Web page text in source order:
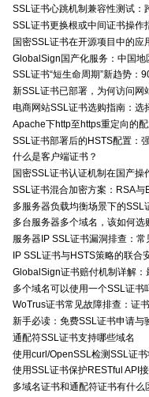
SSL证书心跳机制兼容性测试：
SSL证书更换根或中间证书操作
国密SSL证书在开源项目中的应
GlobalSign国产化服务：中国地
SSL证书“短生命周期”新趋势：
新SSL证书已部署，为何访问网
电商网站SSL证书选购指南：选
Apache下http至https重定向的
SSL证书部署后的HSTS配置：
什么是客户端证书？
国密SSL证书认证机制在国产操
SSL证书混合加密方案：RSA
多服务器负载均衡场景下的SSL
多台服务器多个域名，该如何选
服务器IP SSL证书漏洞排查：
IP SSL证书与HSTS策略的联合
GlobalSign证书赔付机制详解：
多个域名可以使用一个SSL证书
WoTrus证书常见故障排查：证
新手必读：免费SSL证书申请与
通配符SSL证书支持哪些域名
使用curl/OpenSSL检测SSL证
使用SSL证书保护RESTful API
多域名证书和通配符证书有什么